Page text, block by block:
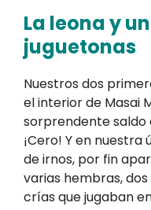
La leona y
juguetonas
Nuestros dos
el interior de Masai
sorprendente saldo
¡Cero! Y en
de irnos, por fin
varias hembras,
crías que jugaban